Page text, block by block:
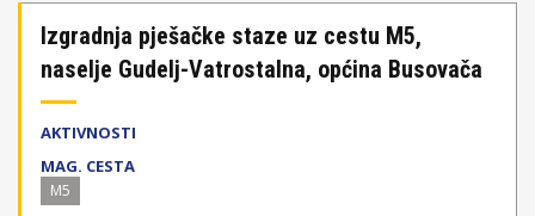
Izgradnja pješačke staze uz cestu M5,
naselje Gudelj-Vatrostalna, općina Busovača
AKTIVNOSTI
MAG. CESTA
M5